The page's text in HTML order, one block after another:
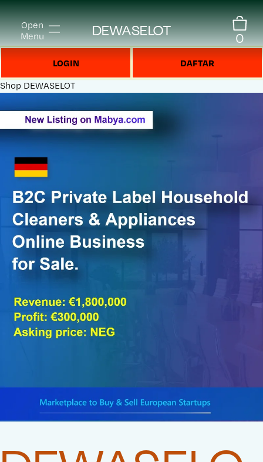
Open
Menu
DEWASELOT 0
LOGIN DAFTAR
Shop DEWASELOT